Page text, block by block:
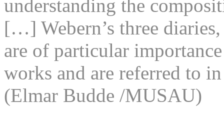
understanding the
[…] Webern’s three
are of particular
works and are referred to
(Elmar Budde /MUSAU)